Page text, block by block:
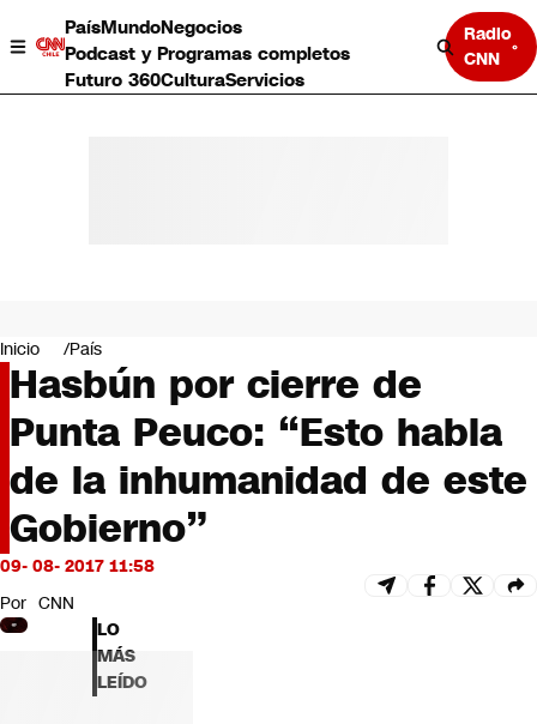
PaísMundoNegocios
Podcast y Programas completos
Futuro 360CulturaServicios
Radio
CNN
Negocios
Deportes
Programas completos
Cultura
Servicios
Bits
CNN tiempo
Futuro 360
Inicio País
Hasbún por cierre de
Punta Peuco: “Esto habla
de la inhumanidad de este
Gobierno”
09- 08- 2017 11:58
Por CNN
LO
MÁS
LEÍDO